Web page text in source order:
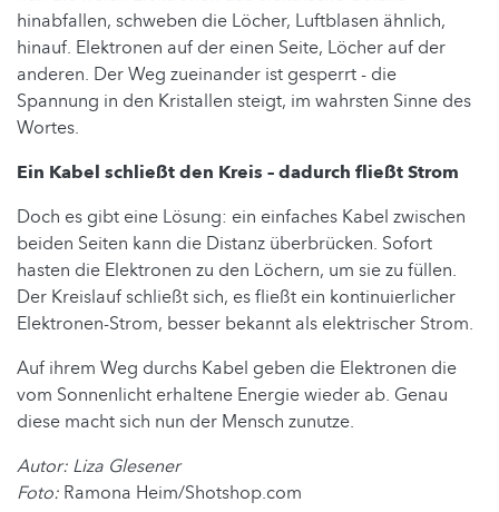
hinabfallen, schweben die Löcher, Luftblasen ähnlich,
hinauf. Elektronen auf der einen Seite, Löcher auf der
anderen. Der Weg zueinander ist gesperrt - die
Spannung in den Kristallen steigt, im wahrsten Sinne des
Wortes.
Ein Kabel schließt den Kreis – dadurch fließt Strom
Doch es gibt eine Lösung: ein einfaches Kabel zwischen
beiden Seiten kann die Distanz überbrücken. Sofort
hasten die Elektronen zu den Löchern, um sie zu füllen.
Der Kreislauf schließt sich, es fließt ein kontinuierlicher
Elektronen-Strom, besser bekannt als elektrischer Strom.
Auf ihrem Weg durchs Kabel geben die Elektronen die
vom Sonnenlicht erhaltene Energie wieder ab. Genau
diese macht sich nun der Mensch zunutze.
Autor: Liza Glesener
Foto: Ramona Heim/Shotshop.com